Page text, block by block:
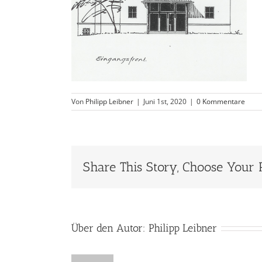
Von Philipp Leibner | Juni 1st, 2020 | 0 Kommentare
Share This Story, Choose Your
Über den Autor: Philipp Leibner